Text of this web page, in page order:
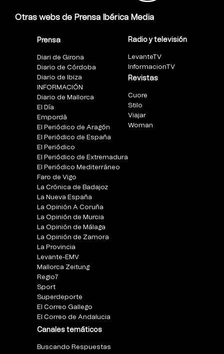
Otras webs de Prensa Ibérica Media
Prensa
Diari de Girona
Diario de Córdoba
Diario de Ibiza
INFORMACIÓN
Diario de Mallorca
El Día
Empordà
El Periódico de Aragón
El Periódico de España
El Periódico
El Periódico de Extremadura
El Periódico Mediterráneo
Faro de Vigo
La Crónica de Badajoz
La Nueva España
La Opinión A Coruña
La Opinión de Murcia
La Opinión de Málaga
La Opinión de Zamora
La Provincia
Levante-EMV
Mallorca Zeitung
Regio7
Sport
Superdeporte
El Correo Gallego
El Correo de Andalucia
Canales temáticos
Buscando Respuestas
Radio y televisión
LevanteTV
InformacionTV
Revistas
Cuore
Stilo
Viajar
Woman